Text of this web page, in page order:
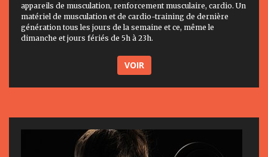
appareils de musculation, renforcement musculaire, cardio. Un
matériel de musculation et de cardio-training de dernière
génération tous les jours de la semaine et ce, même le
dimanche et jours fériés de 5h à 23h.
VOIR